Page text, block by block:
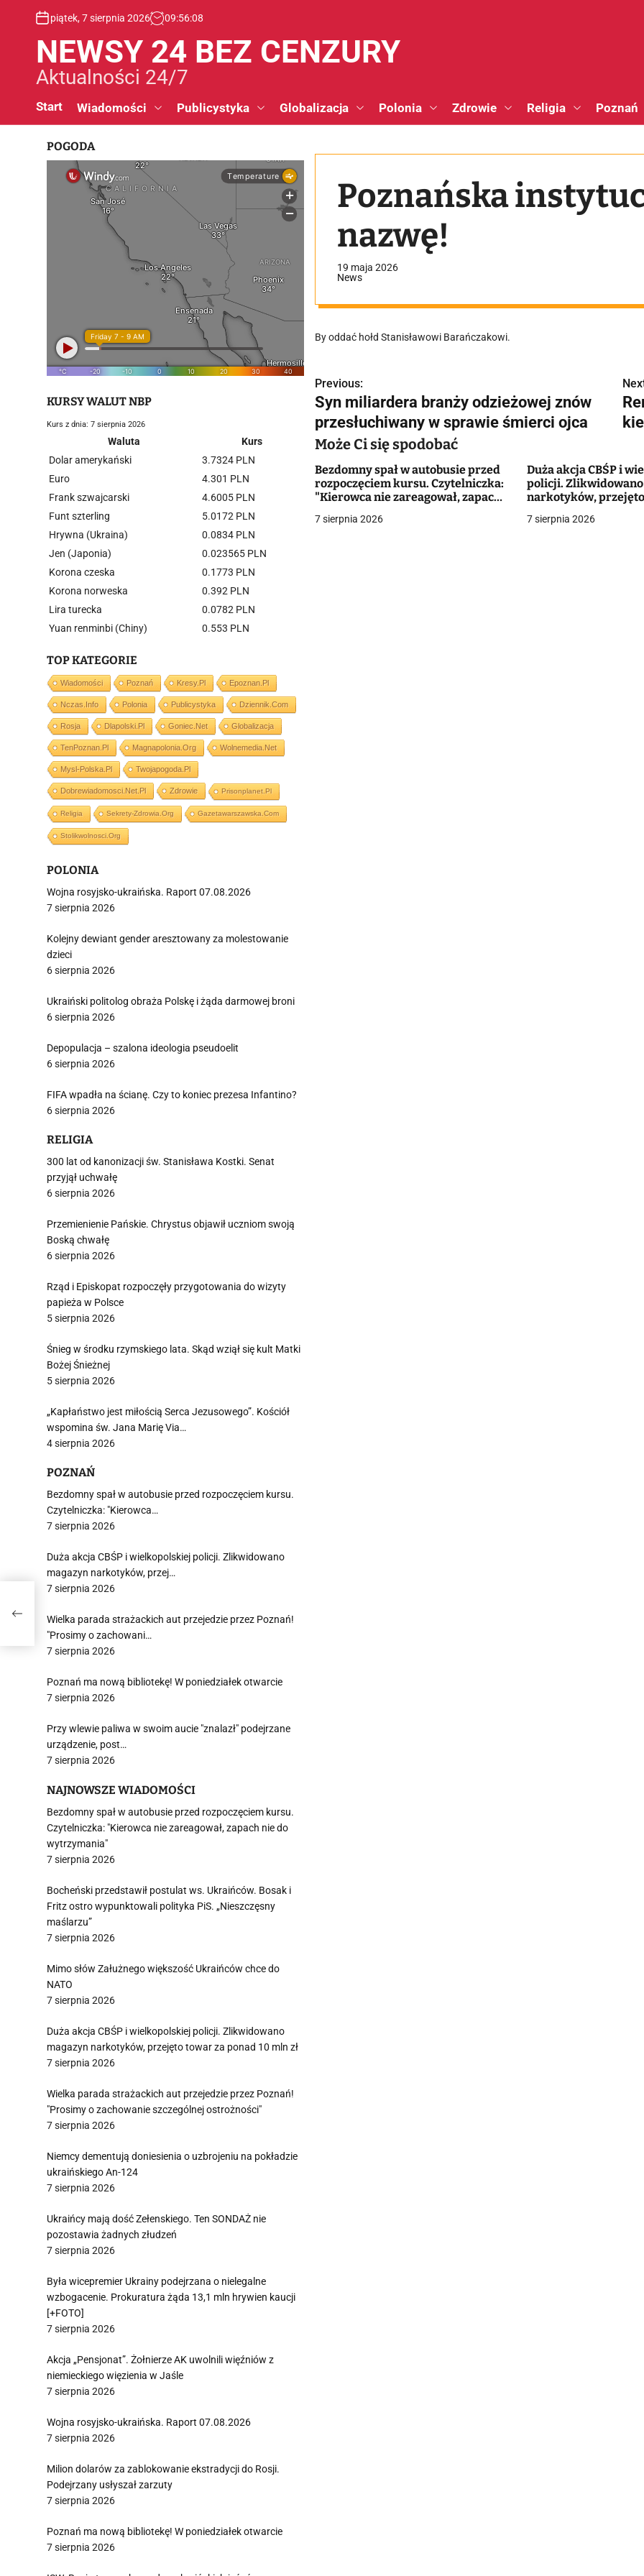
piątek, 7 sierpnia 2026 09:56:08
NEWSY 24 BEZ CENZURY
Aktualności 24/7
Start Wiadomości Publicystyka Globalizacja Polonia Zdrowie Religia Poznań
Poznańska
nazwę!
19 maja 2026
News
By oddać hołd Stanisławowi Barańczakowi.
N
a
w
i
g
a
Previous:
Syn miliardera branży odzieżowej znów
przesłuchiwany w sprawie śmierci ojca
Może Ci się spodobać
Bezdomny spał w autobusie przed
rozpoczęciem kursu. Czytelniczka:
"Kierowca nie zareagował, zapach
7 sierpnia 2026
Duża akcja CBŚP i
policji.
narkotyków,
7 sierpnia 2026
POGODA
KURSY WALUT NBP
Kurs z dnia: 7 sierpnia 2026
Waluta
Kurs
Dolar amerykański
3.7324 PLN
Euro
4.301 PLN
Frank szwajcarski
4.6005 PLN
Funt szterling
5.0172 PLN
Hrywna (Ukraina)
0.0834 PLN
Jen (Japonia)
0.023565 PLN
Korona czeska
0.1773 PLN
Korona norweska
0.392 PLN
Lira turecka
0.0782 PLN
Yuan renminbi (Chiny)
0.553 PLN
TOP KATEGORIE
Wiadomości Poznań Kresy.pl Epoznan.pl
Nczas.info Polonia Publicystyka Dziennik.com
Rosja Dlapolski.pl Goniec.net Globalizacja
TenPoznan.pl Magnapolonia.org Wolnemedia.net
Mysl-Polska.pl Twojapogoda.pl
Dobrewiadomosci.net.pl Zdrowie Prisonplanet.pl
Religia Sekrety-Zdrowia.org Gazetawarszawska.com
Stolikwolnosci.org
POLONIA
Wojna rosyjsko-ukraińska. Raport 07.08.2026
7 sierpnia 2026
Kolejny dewiant gender aresztowany za molestowanie
dzieci
6 sierpnia 2026
Ukraiński politolog obraża Polskę i żąda darmowej broni
6 sierpnia 2026
Depopulacja – szalona ideologia pseudoelit
6 sierpnia 2026
FIFA wpadła na ścianę. Czy to koniec prezesa Infantino?
6 sierpnia 2026
RELIGIA
300 lat od kanonizacji św. Stanisława Kostki. Senat
przyjął uchwałę
6 sierpnia 2026
Przemienienie Pańskie. Chrystus objawił uczniom swoją
Boską chwałę
6 sierpnia 2026
Rząd i Episkopat rozpoczęły przygotowania do wizyty
papieża w Polsce
5 sierpnia 2026
Śnieg w środku rzymskiego lata. Skąd wziął się kult Matki
Bożej Śnieżnej
5 sierpnia 2026
„Kapłaństwo jest miłością Serca Jezusowego”. Kościół
wspomina św. Jana Marię Via…
4 sierpnia 2026
POZNAŃ
Bezdomny spał w autobusie przed rozpoczęciem kursu.
Czytelniczka: "Kierowca…
7 sierpnia 2026
Duża akcja CBŚP i wielkopolskiej policji. Zlikwidowano
magazyn narkotyków, przej…
7 sierpnia 2026
Wielka parada strażackich aut przejedzie przez Poznań!
"Prosimy o zachowani…
7 sierpnia 2026
Poznań ma nową bibliotekę! W poniedziałek otwarcie
7 sierpnia 2026
Przy wlewie paliwa w swoim aucie "znalazł" podejrzane
urządzenie, post…
7 sierpnia 2026
NAJNOWSZE WIADOMOŚCI
Bezdomny spał w autobusie przed rozpoczęciem kursu.
Czytelniczka: "Kierowca nie zareagował, zapach nie do
wytrzymania"
7 sierpnia 2026
Bocheński przedstawił postulat ws. Ukraińców. Bosak i
Fritz ostro wypunktowali polityka PiS. „Nieszczęsny
maślarzu”
7 sierpnia 2026
Mimo słów Załużnego większość Ukraińców chce do
NATO
7 sierpnia 2026
Duża akcja CBŚP i wielkopolskiej policji. Zlikwidowano
magazyn narkotyków, przejęto towar za ponad 10 mln zł
7 sierpnia 2026
Wielka parada strażackich aut przejedzie przez Poznań!
"Prosimy o zachowanie szczególnej ostrożności"
7 sierpnia 2026
Niemcy dementują doniesienia o uzbrojeniu na pokładzie
ukraińskiego An-124
7 sierpnia 2026
Ukraińcy mają dość Zełenskiego. Ten SONDAŻ nie
pozostawia żadnych złudzeń
7 sierpnia 2026
Była wicepremier Ukrainy podejrzana o nielegalne
wzbogacenie. Prokuratura żąda 13,1 mln hrywien kaucji
[+FOTO]
7 sierpnia 2026
Akcja „Pensjonat”. Żołnierze AK uwolnili więźniów z
niemieckiego więzienia w Jaśle
7 sierpnia 2026
Wojna rosyjsko-ukraińska. Raport 07.08.2026
7 sierpnia 2026
Milion dolarów za zablokowanie ekstradycji do Rosji.
Podejrzany usłyszał zarzuty
7 sierpnia 2026
Poznań ma nową bibliotekę! W poniedziałek otwarcie
7 sierpnia 2026